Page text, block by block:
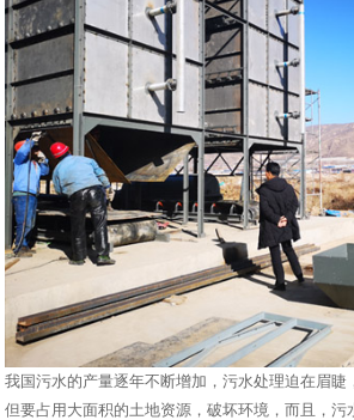
我国污水的产量逐年不断增加，污水处理迫在眉睫
但要占用大面积的土地资源，破坏环境，而且，污